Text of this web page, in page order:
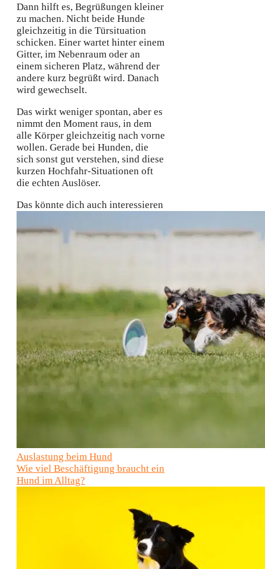
Dann hilft es, Begrüßungen kleiner
zu machen. Nicht beide Hunde
gleichzeitig in die Türsituation
schicken. Einer wartet hinter einem
Gitter, im Nebenraum oder an
einem sicheren Platz, während der
andere kurz begrüßt wird. Danach
wird gewechselt.
Das wirkt weniger spontan, aber es
nimmt den Moment raus, in dem
alle Körper gleichzeitig nach vorne
wollen. Gerade bei Hunden, die
sich sonst gut verstehen, sind diese
kurzen Hochfahr-Situationen oft
die echten Auslöser.
Das könnte dich auch interessieren
Auslastung beim Hund
Wie viel Beschäftigung braucht ein
Hund im Alltag?